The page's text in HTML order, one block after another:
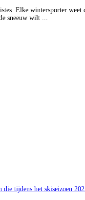
Elke wintersporter weet
sneeuw wilt ...
die tijdens het skiseizoen